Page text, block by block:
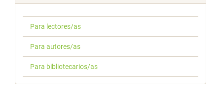
Para lectores/as
Para autores/as
Para bibliotecarios/as